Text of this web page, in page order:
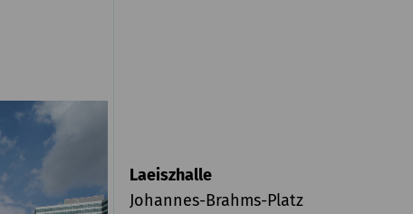
Laeiszhalle
Johannes-Brahms-Platz